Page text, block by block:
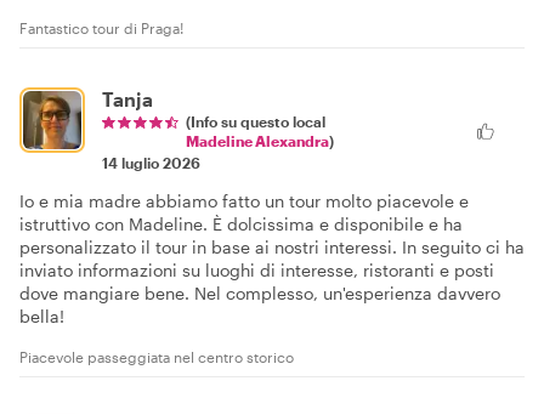
Fantastico tour di Praga!
Tanja
(Info su questo local
Madeline Alexandra)
14 luglio 2026
Io e mia madre abbiamo fatto un tour molto piacevole e
istruttivo con Madeline. È dolcissima e disponibile e ha
personalizzato il tour in base ai nostri interessi. In seguito ci ha
inviato informazioni su luoghi di interesse, ristoranti e posti
dove mangiare bene. Nel complesso, un'esperienza davvero
bella!
Piacevole passeggiata nel centro storico